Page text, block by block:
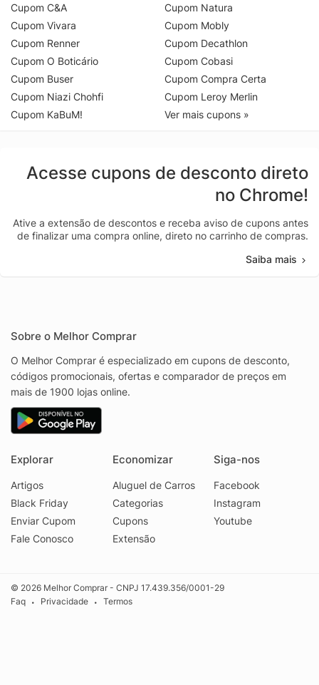
Cupom C&A
Cupom Vivara
Cupom Renner
Cupom O Boticário
Cupom Buser
Cupom Niazi Chohfi
Cupom KaBuM!
Cupom Natura
Cupom Mobly
Cupom Decathlon
Cupom Cobasi
Cupom Compra Certa
Cupom Leroy Merlin
Ver mais cupons »
Acesse cupons de desconto direto
no Chrome!
Ative a extensão de descontos e receba aviso de cupons antes
de finalizar uma compra online, direto no carrinho de compras.
Saiba mais
Sobre o Melhor Comprar
O Melhor Comprar é especializado em cupons de desconto,
códigos promocionais, ofertas e comparador de preços em
mais de 1900 lojas online.
Explorar
Artigos
Black Friday
Enviar Cupom
Fale Conosco
Economizar
Aluguel de Carros
Categorias
Cupons
Extensão
Siga-nos
Facebook
Instagram
Youtube
© 2026 Melhor Comprar - CNPJ 17.439.356/0001-29
Faq
• Privacidade • Termos